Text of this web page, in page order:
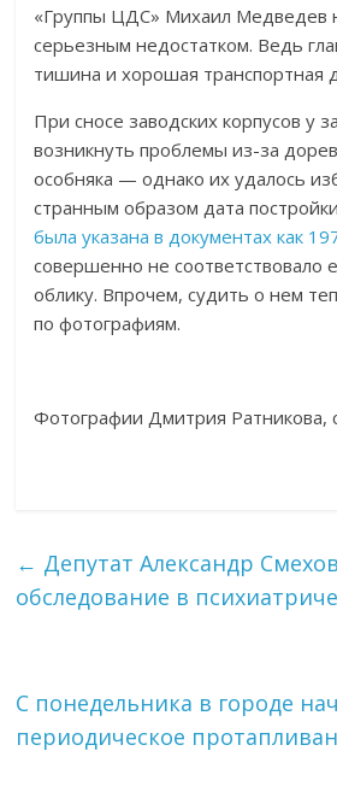
«Группы ЦДС» Михаил Медведев
серьезным недостатком. Ведь
тишина и хорошая транспортная
При сносе заводских корпусов у
возникнуть проблемы из-за
особняка — однако их удалось
странным образом дата
была указана в документах как
совершенно не соответствовало
облику. Впрочем, судить о нем
по фотографиям.
Фотографии Дмитрия Ратникова,
← Депутат Александр
обследование в
С понедельника в городе
периодическое